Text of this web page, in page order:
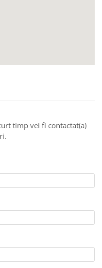
timp vei fi contactat(a)